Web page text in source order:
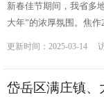
新春佳节期间，我省多
大年”的浓厚氛围。焦作
更新时间：2025-03-14
岱岳区满庄镇、